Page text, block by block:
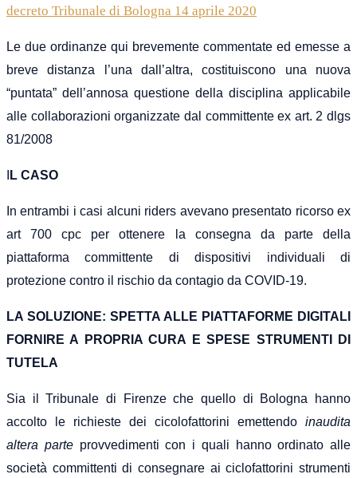
decreto Tribunale di Bologna 14 aprile 2020
Le due ordinanze qui brevemente commentate ed emesse a
breve distanza l’una dall’altra, costituiscono una nuova
“puntata” dell’annosa questione della disciplina applicabile
alle collaborazioni organizzate dal committente ex art. 2 dlgs
81/2008
L CASO
In entrambi i casi alcuni riders avevano presentato ricorso ex
art 700 cpc per ottenere la consegna da parte della
piattaforma committente di dispositivi individuali di
protezione contro il rischio da contagio da COVID-19.
LA SOLUZIONE: SPETTA ALLE PIATTAFORME DIGITALI
FORNIRE A PROPRIA CURA E SPESE STRUMENTI DI
TUTELA
Sia il Tribunale di Firenze che quello di Bologna hanno
accolto le richieste dei cicolofattorini emettendo inaudita
altera parteprovvedimenti con i quali hanno ordinato alle
società committenti di consegnare ai ciclofattorini strumenti